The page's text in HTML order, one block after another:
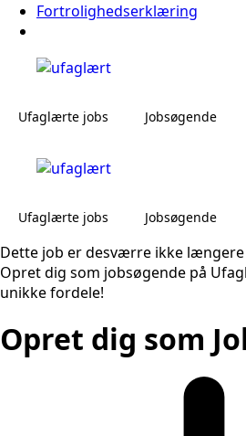
Fortrolighedserklæring
Ufaglærte jobs Jobsøgende
Ufaglærte jobs Jobsøgende
Dette job er desværre ikke længere
Opret dig som jobsøgende på
unikke fordele!
Opret dig som